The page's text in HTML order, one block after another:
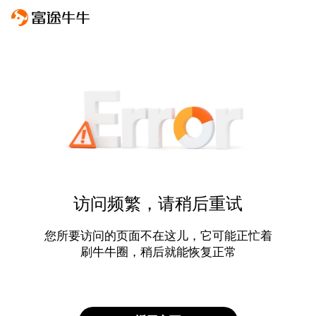
访问频繁，请稍后重试
您所要访问的页面不在这儿，它可能正忙着
刷牛牛圈，稍后就能恢复正常